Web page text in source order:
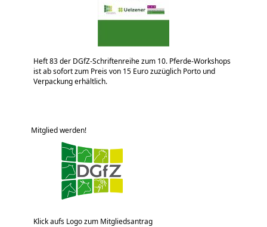
Heft 83 der DGfZ-Schriftenreihe zum 10. Pferde-Workshops
ist ab sofort zum Preis von 15 Euro zuzüglich Porto und
Verpackung erhältlich.
Mitglied werden!
Klick aufs Logo zum Mitgliedsantrag